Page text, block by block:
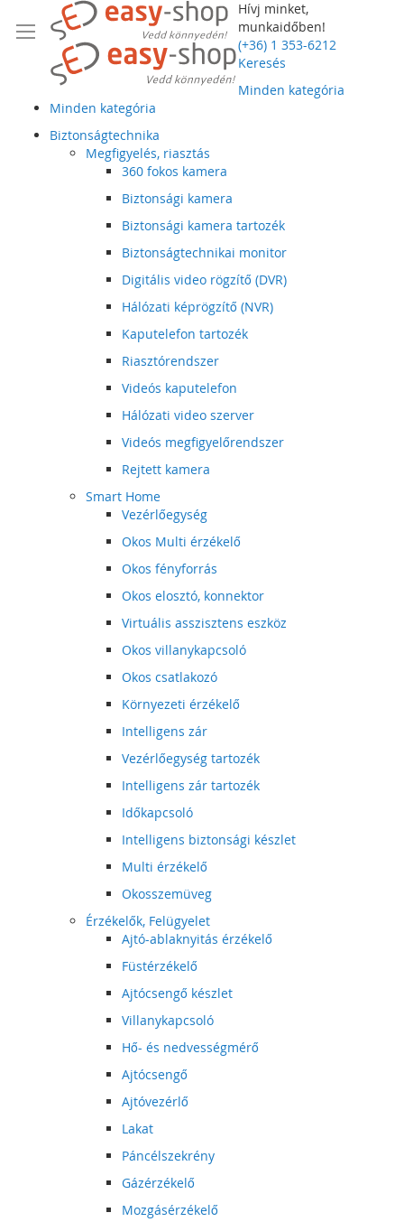
Hívj minket,
munkaidőben!
(+36) 1 353-6212
Keresés
Minden kategória
Minden kategória
Biztonságtechnika
Megfigyelés, riasztás
360 fokos kamera
Biztonsági kamera
Biztonsági kamera tartozék
Biztonságtechnikai monitor
Digitális video rögzítő (DVR)
Hálózati képrögzítő (NVR)
Kaputelefon tartozék
Riasztórendszer
Videós kaputelefon
Hálózati video szerver
Videós megfigyelőrendszer
Rejtett kamera
Smart Home
Vezérlőegység
Okos Multi érzékelő
Okos fényforrás
Okos elosztó, konnektor
Virtuális asszisztens eszköz
Okos villanykapcsoló
Okos csatlakozó
Környezeti érzékelő
Intelligens zár
Vezérlőegység tartozék
Intelligens zár tartozék
Időkapcsoló
Intelligens biztonsági készlet
Multi érzékelő
Okosszemüveg
Érzékelők, Felügyelet
Ajtó-ablaknyitás érzékelő
Füstérzékelő
Ajtócsengő készlet
Villanykapcsoló
Hő- és nedvességmérő
Ajtócsengő
Ajtóvezérlő
Lakat
Páncélszekrény
Gázérzékelő
Mozgásérzékelő